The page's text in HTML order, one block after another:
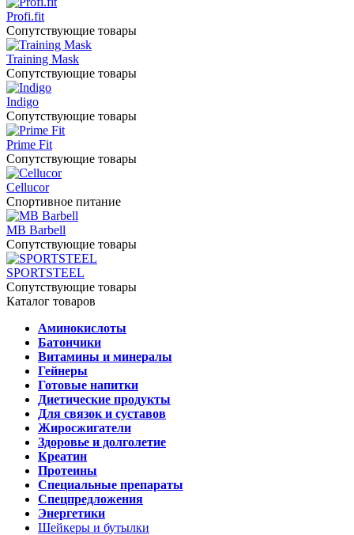
Profi.fit
Сопутствующие товары
Training Mask
Сопутствующие товары
Indigo
Сопутствующие товары
Prime Fit
Сопутствующие товары
Cellucor
Спортивное питание
MB Barbell
Сопутствующие товары
SPORTSTEEL
Сопутствующие товары
Каталог товаров
Аминокислоты
Батончики
Витамины и минералы
Гейнеры
Готовые напитки
Диетические продукты
Для связок и суставов
Жиросжигатели
Здоровье и долголетие
Креатин
Протеины
Специальные препараты
Спецпредложения
Энергетики
Шейкеры и бутылки